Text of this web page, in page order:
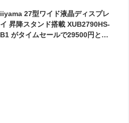
iiyama 27型ワイド液晶ディスプレ
イ 昇降スタンド搭載 XUB2790HS-
B1 がタイムセールで29500円とお